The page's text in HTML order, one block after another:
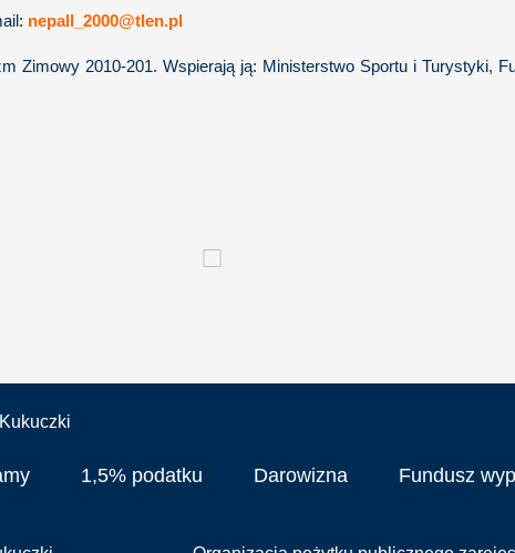
nepall_2000@tlen.pl
Zimowy 2010-201. Wspierają ją: Ministerstwo Sportu i Turystyki,
1,5% podatku Darowizna Fundusz